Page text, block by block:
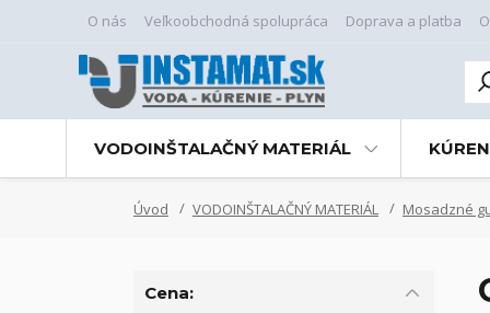
O nás Veľkoobchodná spolupráca Doprava a platba
VODOINŠTALAČNÝ MATERIÁL
Úvod VODOINŠTALAČNÝ MATERIÁL Mosadzné
Cena: